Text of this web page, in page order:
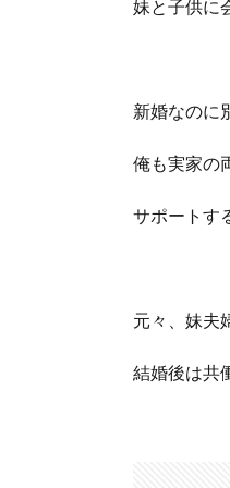
妹と子供に
新婚なのに
俺も実家の
サポートす
元々、妹夫
結婚後は共